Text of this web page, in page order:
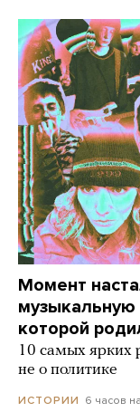
Момент
музыкальную
которой
10 самых ярких
не о политике
ИСТОРИИ 6 часов